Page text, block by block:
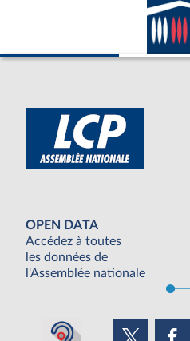
OPEN DATA
Accédez à toutes
les données de
l'Assemblée nationale